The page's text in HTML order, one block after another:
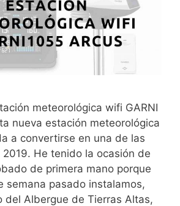
meteorológica wifi GARNI
nueva estación meteorológica
a convertirse en una de las
2019. He tenido la ocasión de
de primera mano porque
semana pasado instalamos,
del Albergue de Tierras Altas,